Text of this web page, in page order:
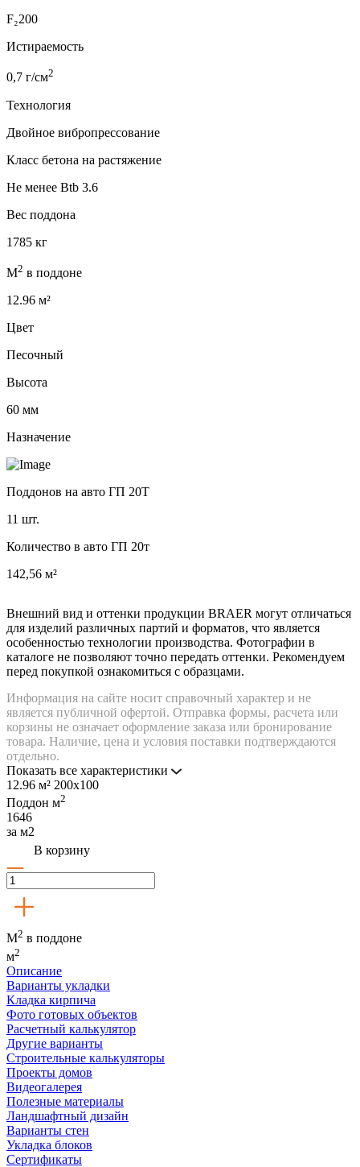
F₂200
Истираемость
0,7 г/см2
Технология
Двойное вибропрессование
Класс бетона на растяжение
Не менее Btb 3.6
Вес поддона
1785 кг
М2 в поддоне
12.96 м²
Цвет
Песочный
Высота
60 мм
Назначение
Поддонов на авто ГП 20Т
11 шт.
Количество в авто ГП 20т
142,56 м²
Внешний вид и оттенки продукции BRAER могут отличаться
для изделий различных партий и форматов, что является
особенностью технологии производства. Фотографии в
каталоге не позволяют точно передать оттенки. Рекомендуем
перед покупкой ознакомиться с образцами.
Информация на сайте носит справочный характер и не
является публичной офертой. Отправка формы, расчета или
корзины не означает оформление заказа или бронирование
товара. Наличие, цена и условия поставки подтверждаются
отдельно.
Показать все характеристики
12.96 м² 200х100
Поддон м2
1646
за м2
В корзину
М2 в поддоне
м2
Описание
Варианты укладки
Кладка кирпича
Фото готовых объектов
Расчетный калькулятор
Другие варианты
Строительные калькуляторы
Проекты домов
Видеогалерея
Полезные материалы
Ландшафтный дизайн
Варианты стен
Укладка блоков
Сертификаты